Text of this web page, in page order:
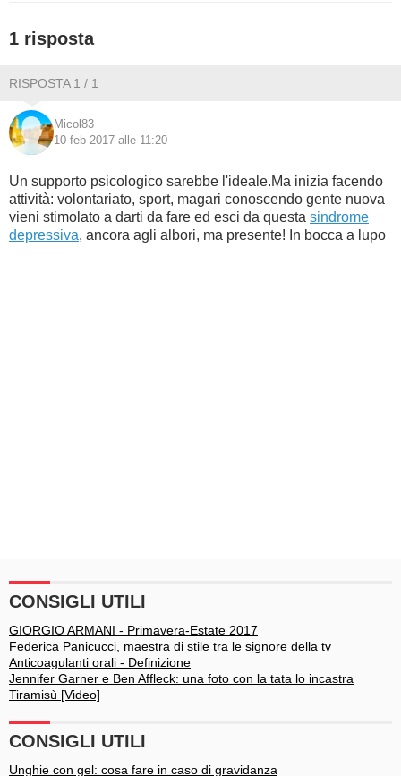
DIETA
FORUM
1 risposta
RISPOSTA 1 / 1
Micol83
10 feb 2017 alle 11:20
Un supporto psicologico sarebbe l'ideale.Ma inizia facendo
attività: volontariato, sport, magari conoscendo gente nuova
vieni stimolato a darti da fare ed esci da questa sindrome
depressiva, ancora agli albori, ma presente! In bocca a lupo
CONSIGLI UTILI
GIORGIO ARMANI - Primavera-Estate 2017
Federica Panicucci, maestra di stile tra le signore della tv
Anticoagulanti orali - Definizione
Jennifer Garner e Ben Affleck: una foto con la tata lo incastra
Tiramisù [Video]
CONSIGLI UTILI
Unghie con gel: cosa fare in caso di gravidanza